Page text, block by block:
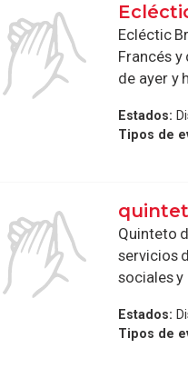
Ecléctic
Francés
de ayer y
Estados:
Tipos de
Quinteto
servicios
sociales
Estados:
Tipos de